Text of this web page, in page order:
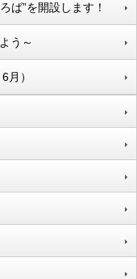
ば”を開設します！
う～
月）